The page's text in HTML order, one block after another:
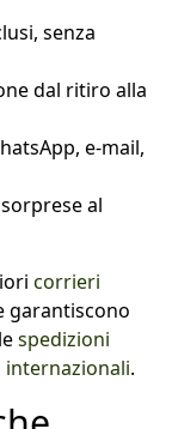
senza
dal ritiro alla
e-mail,
al
corrieri
garantiscono
spedizioni
internazionali.